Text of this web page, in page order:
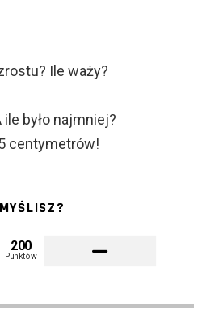
Ile waży?
było najmniej?
centymetrów!
200
Punktów